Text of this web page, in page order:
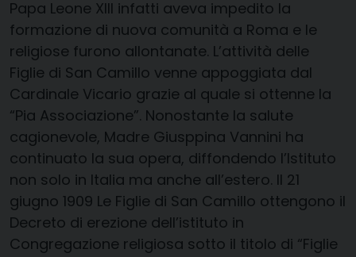
Papa Leone XIII infatti aveva impedito la
formazione di nuova comunità a Roma e le
religiose furono allontanate. L’attività delle
Figlie di San Camillo venne appoggiata dal
Cardinale Vicario grazie al quale si ottenne la
“Pia Associazione”. Nonostante la salute
cagionevole, Madre Giusppina Vannini ha
continuato la sua opera, diffondendo l’Istituto
non solo in Italia ma anche all’estero. Il 21
giugno 1909 Le Figlie di San Camillo ottengono il
Decreto di erezione dell’istituto in
Congregazione religiosa sotto il titolo di “Figlie